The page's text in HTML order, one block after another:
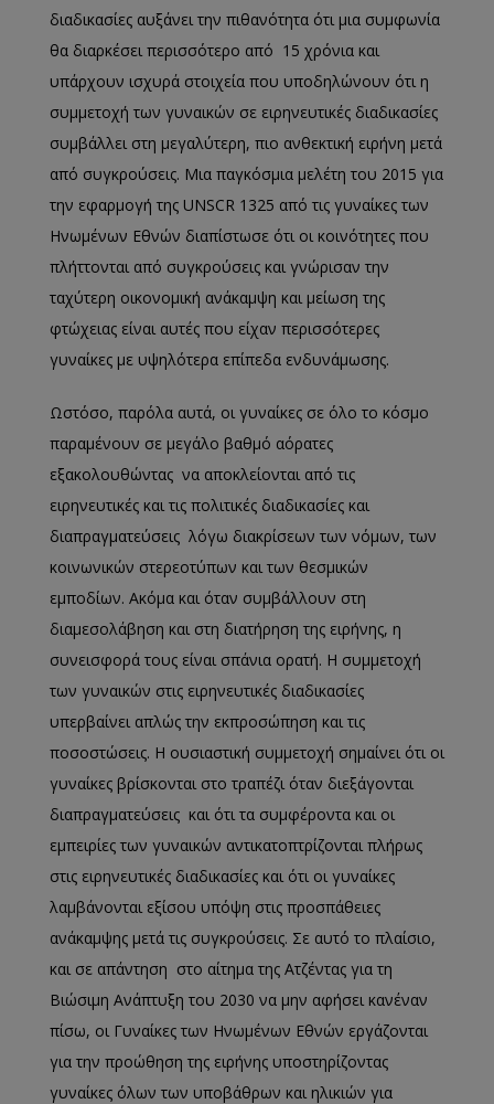
διαδικασίες αυξάνει την πιθανότητα ότι μια συμφωνία
θα διαρκέσει περισσότερο από 15 χρόνια και
υπάρχουν ισχυρά στοιχεία που υποδηλώνουν ότι η
συμμετοχή των γυναικών σε ειρηνευτικές διαδικασίες
συμβάλλει στη μεγαλύτερη, πιο ανθεκτική ειρήνη μετά
από συγκρούσεις. Μια παγκόσμια μελέτη του 2015 για
την εφαρμογή της UNSCR 1325 από τις γυναίκες των
Ηνωμένων Εθνών διαπίστωσε ότι οι κοινότητες που
πλήττονται από συγκρούσεις και γνώρισαν την
ταχύτερη οικονομική ανάκαμψη και μείωση της
φτώχειας είναι αυτές που είχαν περισσότερες
γυναίκες με υψηλότερα επίπεδα ενδυνάμωσης.
Ωστόσο, παρόλα αυτά, οι γυναίκες σε όλο το κόσμο
παραμένουν σε μεγάλο βαθμό αόρατες
εξακολουθώντας να αποκλείονται από τις
ειρηνευτικές και τις πολιτικές διαδικασίες και
διαπραγματεύσεις λόγω διακρίσεων των νόμων, των
κοινωνικών στερεοτύπων και των θεσμικών
εμποδίων. Ακόμα και όταν συμβάλλουν στη
διαμεσολάβηση και στη διατήρηση της ειρήνης, η
συνεισφορά τους είναι σπάνια ορατή. Η συμμετοχή
των γυναικών στις ειρηνευτικές διαδικασίες
υπερβαίνει απλώς την εκπροσώπηση και τις
ποσοστώσεις. Η ουσιαστική συμμετοχή σημαίνει ότι οι
γυναίκες βρίσκονται στο τραπέζι όταν διεξάγονται
διαπραγματεύσεις και ότι τα συμφέροντα και οι
εμπειρίες των γυναικών αντικατοπτρίζονται πλήρως
στις ειρηνευτικές διαδικασίες και ότι οι γυναίκες
λαμβάνονται εξίσου υπόψη στις προσπάθειες
ανάκαμψης μετά τις συγκρούσεις. Σε αυτό το πλαίσιο,
και σε απάντηση στο αίτημα της Ατζέντας για τη
Βιώσιμη Ανάπτυξη του 2030 να μην αφήσει κανέναν
πίσω, οι Γυναίκες των Ηνωμένων Εθνών εργάζονται
για την προώθηση της ειρήνης υποστηρίζοντας
γυναίκες όλων των υποβάθρων και ηλικιών για